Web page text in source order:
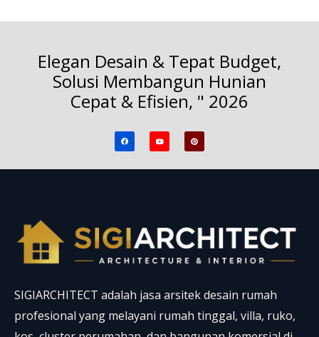
Elegan Desain & Tepat Budget,
Solusi Membangun Hunian
Cepat & Efisien, " 2026
F
a
c
o
Y
o
b
P
i
n
r
SIGIARCHITECT adalah jasa arsitek desain rumah
profesional yang melayani rumah tinggal, villa, ruko,